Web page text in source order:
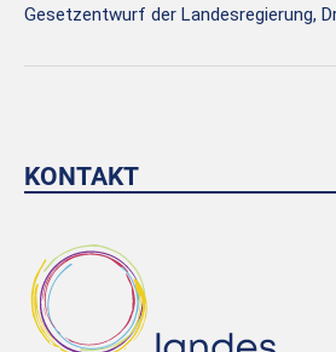
Gesetzentwurf der Landesregierung,
KONTAKT